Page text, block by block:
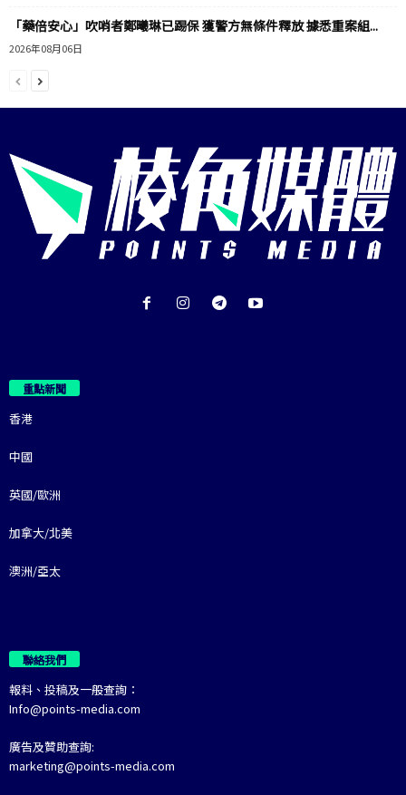
「藥倍安心」吹哨者鄭曦琳已踢保 獲警方無條件釋放 據悉重案組...
2026年08月06日
重點新聞
香港
中國
英國/歐洲
加拿大/北美
澳洲/亞太
聯絡我們
報料、投稿及一般查詢：
Info@points-media.com
廣告及贊助查詢:
marketing@points-media.com